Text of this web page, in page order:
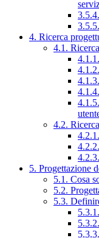
4. Ricerca
4.1.
4.2.
5. Progettazione
5.1. Cosa
5.2.
5.3.